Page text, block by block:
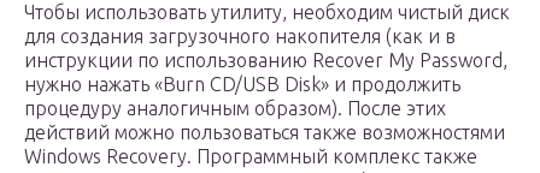
Чтобы использовать утилиту, необходим чистый диск
для создания загрузочного накопителя (как и в
инструкции по использованию Recover My Password,
нужно нажать «Burn CD/USB Disk» и продолжить
процедуру аналогичным образом). После этих
действий можно пользоваться также возможностями
Windows Recovery. Программный комплекс также